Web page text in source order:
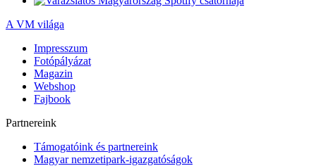
A VM világa
Impresszum
Fotópályázat
Magazin
Webshop
Fajbook
Partnereink
Támogatóink és partnereink
Magyar nemzetipark-igazgatóságok